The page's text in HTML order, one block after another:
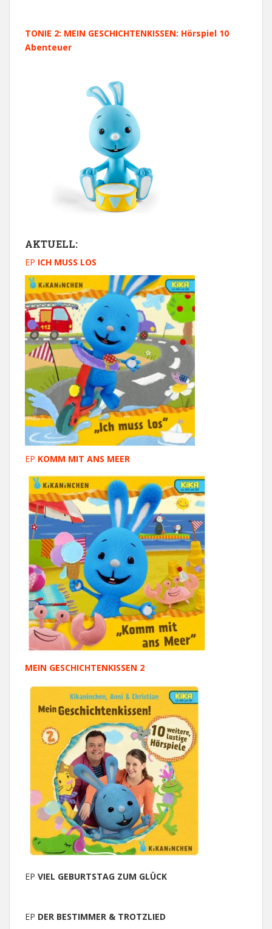
TONIE 2: MEIN GESCHICHTENKISSEN: Hörspiel 10
Abenteuer
AKTUELL:
EP ICH MUSS LOS
EP KOMM MIT ANS MEER
MEIN GESCHICHTENKISSEN 2
EP VIEL GEBURTSTAG ZUM GLÜCK
EP DER BESTIMMER & TROTZLIED